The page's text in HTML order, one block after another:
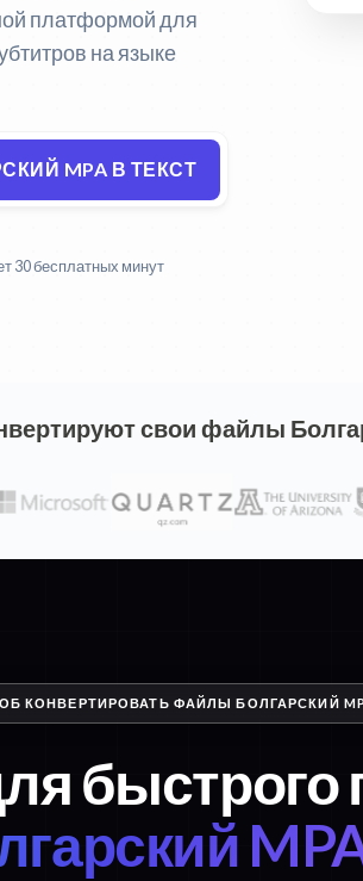
платформой для
на языке
MPA В ТЕКСТ
30 бесплатных минут
свои файлы
КОНВЕРТИРОВАТЬ ФАЙЛЫ БОЛГАРСКИЙ